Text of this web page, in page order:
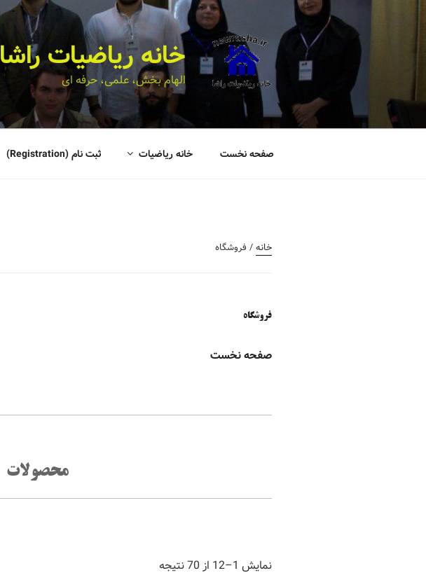
خانه ریاضیات راشا
الهام بخش، علمی، حرفه ای
صفحه نخست خانه ریاضیات ثبت نام (Registration)
خانه/ فروشگاه
فروشگاه
صفحه نخست
محصولات
نمایش 1–12 از 70 نتیجه